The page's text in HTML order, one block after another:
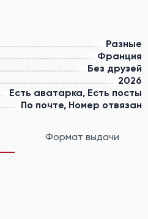
Разные
Франция
Без друзей
2026
Есть аватарка, Есть посты
По почте, Номер отвязан
Формат выдачи